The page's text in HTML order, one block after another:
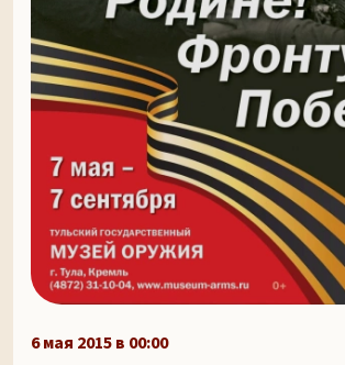
6 мая 2015 в 00:00